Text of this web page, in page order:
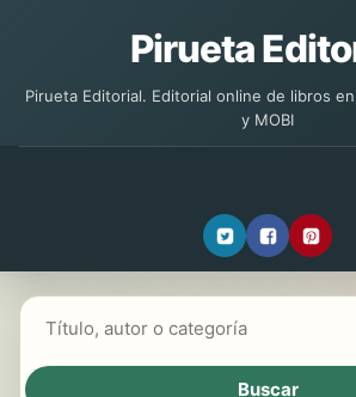
Pirueta
Pirueta Editorial. Editorial online de libros
y MOBI